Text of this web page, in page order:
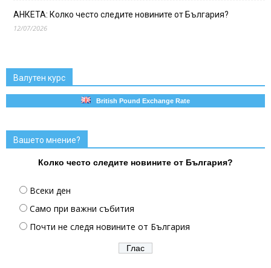
АНКЕТА: Колко често следите новините от България?
12/07/2026
Валутен курс
British Pound Exchange Rate
Вашето мнение?
Колко често следите новините от България?
Всеки ден
Само при важни събития
Почти не следя новините от България